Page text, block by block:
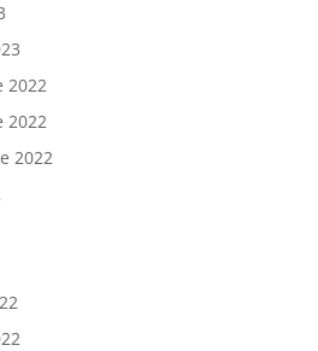
2022
2022
2022